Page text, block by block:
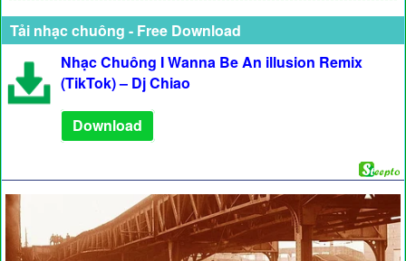
Tải nhạc chuông - Free Download
Nhạc Chuông I Wanna Be An illusion Remix
(TikTok) – Dj Chiao
Download